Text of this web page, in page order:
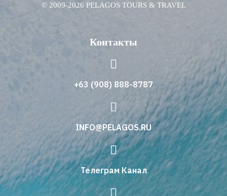
© 2009-2026 PELAGOS TOURS & TRAVEL
Контакты
+63 (908) 888-8787
INFO@PELAGOS.RU
Телеграм Канал